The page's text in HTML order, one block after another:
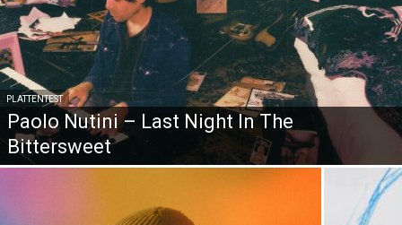
PLATTENTEST
Paolo Nutini – Last Night In The
Bittersweet